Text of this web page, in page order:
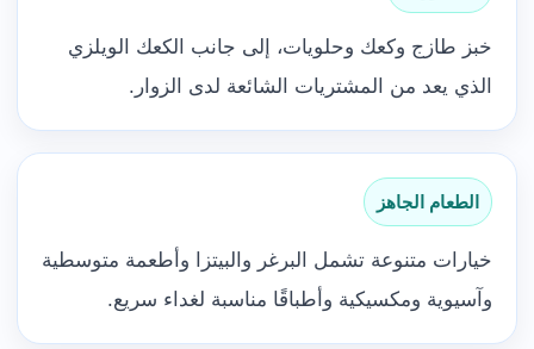
خبز طازج وكعك وحلويات، إلى جانب الكعك الويلزي
الذي يعد من المشتريات الشائعة لدى الزوار.
الطعام الجاهز
خيارات متنوعة تشمل البرغر والبيتزا وأطعمة متوسطية
وآسيوية ومكسيكية وأطباقًا مناسبة لغداء سريع.